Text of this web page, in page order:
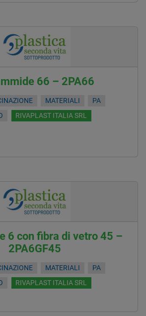
66 – 2PA66
MATERIALI
PA
RIVAPLAST ITALIA SRL
6 con fibra di vetro 45 –
2PA6GF45
MATERIALI
PA
RIVAPLAST ITALIA SRL